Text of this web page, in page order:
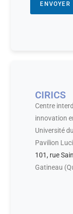
ENVOYER
CIRICS
Centre
innovation
Université
Pavilion
101, rue
Gatineau